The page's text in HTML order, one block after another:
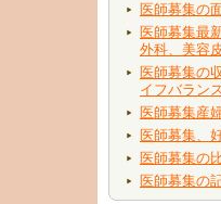
医師募集の
医師募集最
外科、美容
医師募集の
イフバラン
医師募集産
医師募集、
医師募集の
医師募集の